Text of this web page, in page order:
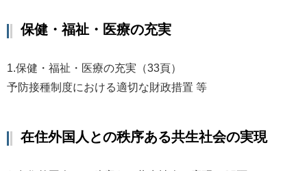
保健・福祉・医療の充実
1.保健・福祉・医療の充実（33頁）
予防接種制度における適切な財政措置 等
在住外国人との秩序ある共生社会の実現